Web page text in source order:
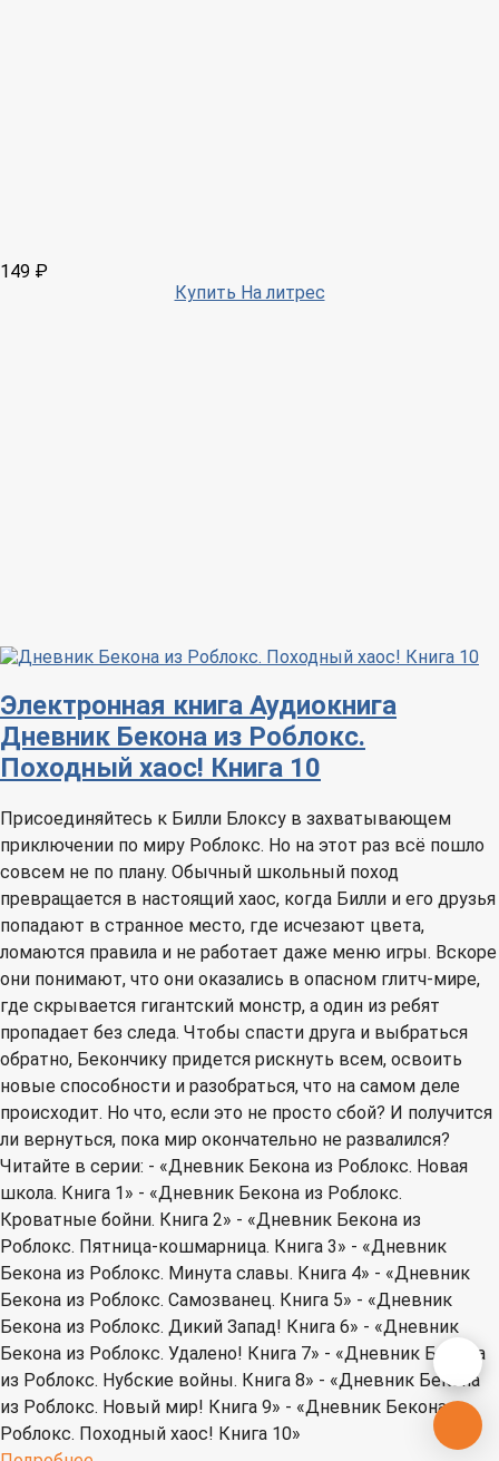
149 ₽
Купить На литрес
Электронная книга Аудиокнига
Дневник Бекона из Роблокс.
Походный хаос! Книга 10
Присоединяйтесь к Билли Блоксу в захватывающем
приключении по миру Роблокс. Но на этот раз всё пошло
совсем не по плану. Обычный школьный поход
превращается в настоящий хаос, когда Билли и его друзья
попадают в странное место, где исчезают цвета,
ломаются правила и не работает даже меню игры. Вскоре
они понимают, что они оказались в опасном глитч-мире,
где скрывается гигантский монстр, а один из ребят
пропадает без следа. Чтобы спасти друга и выбраться
обратно, Бекончику придется рискнуть всем, освоить
новые способности и разобраться, что на самом деле
происходит. Но что, если это не просто сбой? И получится
ли вернуться, пока мир окончательно не развалился?
Читайте в серии: - «Дневник Бекона из Роблокс. Новая
школа. Книга 1» - «Дневник Бекона из Роблокс.
Кроватные бойни. Книга 2» - «Дневник Бекона из
Роблокс. Пятница-кошмарница. Книга 3» - «Дневник
Бекона из Роблокс. Минута славы. Книга 4» - «Дневник
Бекона из Роблокс. Самозванец. Книга 5» - «Дневник
Бекона из Роблокс. Дикий Запад! Книга 6» - «Дневник
Бекона из Роблокс. Удалено! Книга 7» - «Дневник Бекона
из Роблокс. Нубские войны. Книга 8» - «Дневник Бекона
из Роблокс. Новый мир! Книга 9» - «Дневник Бекона из
Роблокс. Походный хаос! Книга 10»